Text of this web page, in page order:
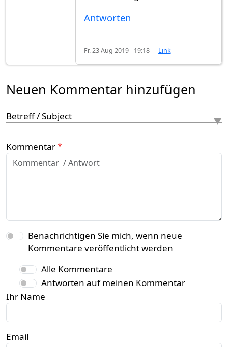
Antworten
Fr. 23 Aug 2019 - 19:18 Link
Neuen Kommentar hinzufügen
Betreff / Subject
Kommentar
Benachrichtigen Sie mich, wenn neue
Kommentare veröffentlicht werden
Alle Kommentare
Antworten auf meinen Kommentar
Ihr Name
Email